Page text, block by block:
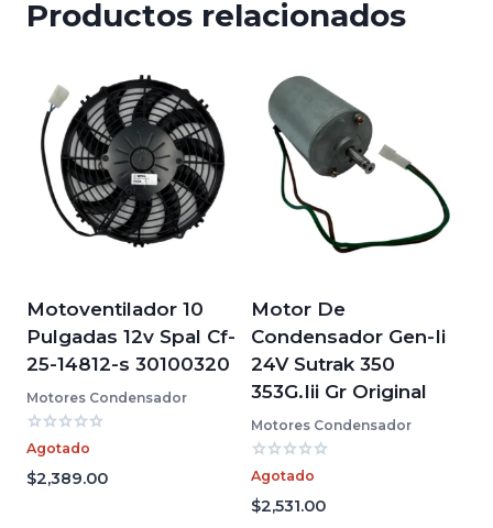
Productos relacionados
Motoventilador 10
Pulgadas 12v Spal Cf-
25-14812-s 30100320
Motores Condensador
Valorado
con
0
de
Agotado
$2,389.00
Motor De
Condensador Gen-Ii
24V Sutrak 350
353G.Iii Gr Original
Motores Condensador
Valorado
con
0
de
Agotado
$2,531.00